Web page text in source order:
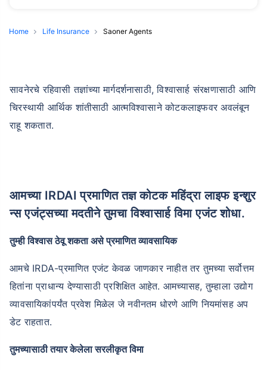
Home Life Insurance Saoner Agents
सावनेरचे रहिवासी तज्ञांच्या मार्गदर्शनासाठी, विश्वासार्ह संरक्षणासाठी आणि
चिरस्थायी आर्थिक शांतीसाठी आत्मविश्वासाने कोटकलाइफवर अवलंबून
राहू शकतात.
आमच्या IRDAI प्रमाणित तज्ञ कोटक महिंद्रा लाइफ इन्शुर
न्स एजंट्सच्या मदतीने तुमचा विश्वासार्ह विमा एजंट शोधा.
तुम्ही विश्वास ठेवू शकता असे प्रमाणित व्यावसायिक
आमचे IRDA-प्रमाणित एजंट केवळ जाणकार नाहीत तर तुमच्या सर्वोत्तम
हितांना प्राधान्य देण्यासाठी प्रशिक्षित आहेत. आमच्यासह, तुम्हाला उद्योग
व्यावसायिकांपर्यंत प्रवेश मिळेल जे नवीनतम धोरणे आणि नियमांसह अप
डेट राहतात.
तुमच्यासाठी तयार केलेला सरलीकृत विमा